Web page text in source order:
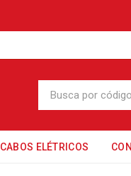
CABOS ELÉTRICOS